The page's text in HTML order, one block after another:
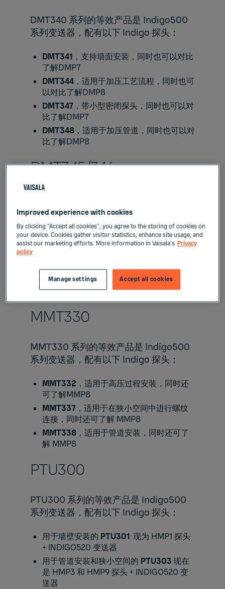
DMT340 系列的等效产品是 Indigo500
系列变送器，配有以下 Indigo 探头：
DMT341 ，支持墙面安装，同时也可以对比
了解DMP7
DMT344 ，适用于加压工艺流程，同时也可
以对比了解DMP8
DMT347 ，带小型密闭探头，同时也可以对
比了解DMP7
DMT348 ，适用于加压管道，同时也可以对
比了解DMP8
DMT345/346​
Indigo500 系列变送器，带有以下
Indigo 探头：
DMP5和DMP6.​
MMT330
MMT330 系列的等效产品是 Indigo500
系列变送器，配有以下 Indigo 探头：
MMT332 ，适用于高压过程安装，同时还
可了解MMP8
MMT337 ，适用于在狭小空间中进行螺纹
连接，同时还可了解 MMP8
MMT338 ，适用于管道安装，同时还可了
解 MMP8
PTU300​
PTU300 系列的等效产品是 Indigo500
系列变送器，配有以下 Indigo 探头：
用于墙壁安装的 PTU301 现为 HMP1 探头
+ INDIGO520 变送器
用于管道安装和狭小空间的 PTU303现在
是 HMP3和 HMP9探头 + INDIGO520 变
送器
Improved experience with cookies
By clicking “Accept all cookies”, you agree to the storing of cookies on
your device. Cookies gather visitor statistics, enhance site usage, and
assist our marketing efforts. More information in Vaisala's Privacy
policy
Accept all cookies
Manage settings